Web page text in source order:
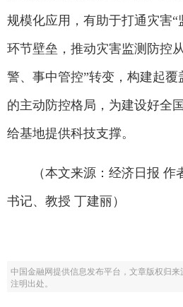
规模化应用，有助于打通灾害
环节壁垒，推动灾害监测防控
警、事中管控”转变，构建起
的主动防控格局，为建设好全
给基地提供科技支撑。
（本文来源：经济日报
书记、教授 丁建丽）
中国金融网提供信息发布平台，文章版权归
注明出处。